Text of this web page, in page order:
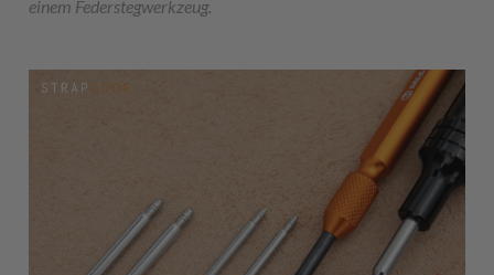
einem Federstegwerkzeug.